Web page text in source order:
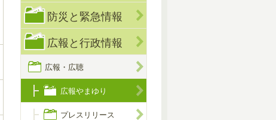
防災と緊急情報
広報と行政情報
広報・広聴
広報やまゆり
プレスリリース